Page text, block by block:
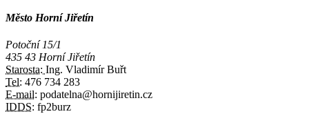
Město Horní Jiřetín
Potoční 15/1
435 43 Horní Jiřetín
Starosta: Ing. Vladimír Buřt
Tel: 476 734 283
E-mail: podatelna@hornijiretin.cz
IDDS: fp2burz